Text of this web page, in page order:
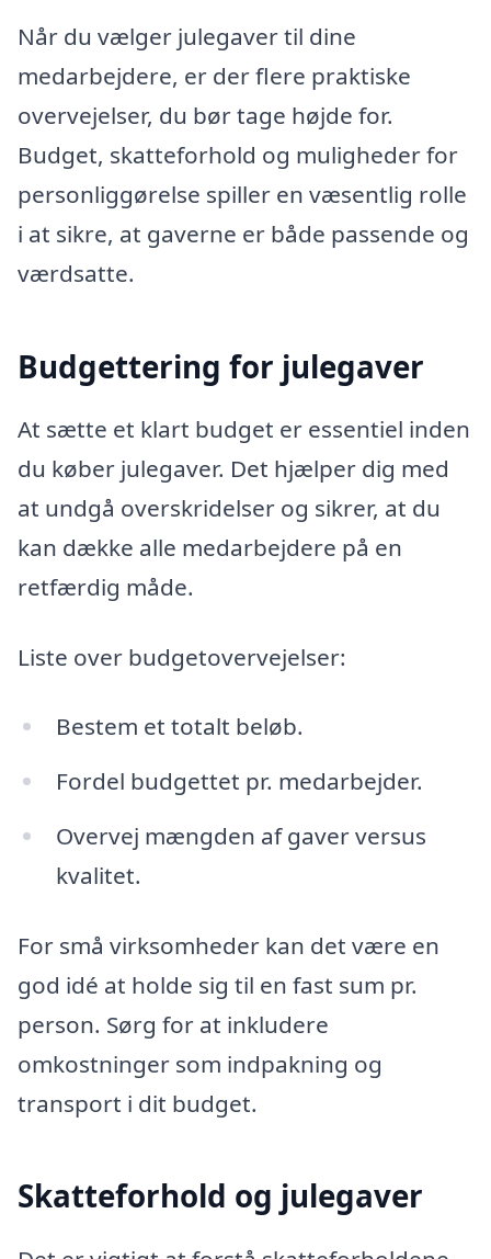
Når du vælger julegaver til dine
medarbejdere, er der flere praktiske
overvejelser, du bør tage højde for.
Budget, skatteforhold og muligheder for
personliggørelse spiller en væsentlig rolle
i at sikre, at gaverne er både passende og
værdsatte.
Budgettering for julegaver
At sætte et klart budget er essentiel inden
du køber julegaver. Det hjælper dig med
at undgå overskridelser og sikrer, at du
kan dække alle medarbejdere på en
retfærdig måde.
Liste over budgetovervejelser:
Bestem et totalt beløb.
Fordel budgettet pr. medarbejder.
Overvej mængden af gaver versus
kvalitet.
For små virksomheder kan det være en
god idé at holde sig til en fast sum pr.
person. Sørg for at inkludere
omkostninger som indpakning og
transport i dit budget.
Skatteforhold og julegaver